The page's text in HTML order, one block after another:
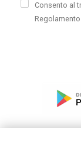
Consento al
Regolamento